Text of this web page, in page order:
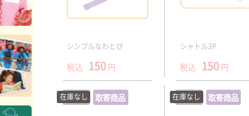
シンプルなわとび
税込 150 円
シャトル3P
税込 150 円
在庫切 取寄商品
在庫なし 在庫切 取寄商品
在庫なし